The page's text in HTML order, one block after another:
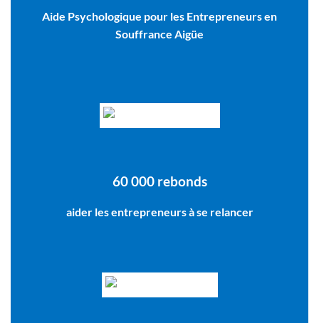
Aide Psychologique pour les Entrepreneurs en
Souffrance Aigüe
60 000 rebonds
aider les entrepreneurs à se relancer